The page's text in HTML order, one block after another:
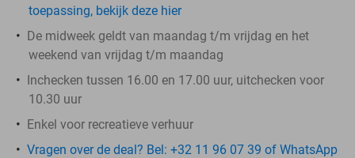
toepassing, bekijk deze hier
De midweek geldt van maandag t/m vrijdag en het
weekend van vrijdag t/m maandag
Inchecken tussen 16.00 en 17.00 uur, uitchecken voor
10.30 uur
Enkel voor recreatieve verhuur
Vragen over de deal? Bel: +32 11 96 07 39 of WhatsApp